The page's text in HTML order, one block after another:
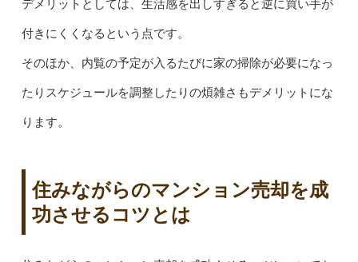
デメリットとしては、生活感を出しすぎると逆に買い手が
付きにくくなるという点です。
そのほか、内覧の予定が入るたびに家の掃除が必要になっ
たりスケジュールを調整したりの煩雑さもデメリットにな
ります。
住みながらのマンション売却を成
功させるコツとは